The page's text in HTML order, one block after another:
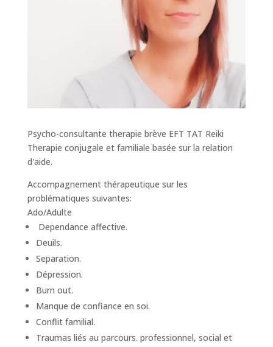
Psycho-consultante therapie brève EFT TAT Reiki
Therapie conjugale et familiale basée sur la relation
d'aide.
Accompagnement thérapeutique sur les
problématiques suivantes:
Ado/Adulte
Dependance affective.
Deuils.
Separation.
Dépression.
Burn out.
Manque de confiance en soi.
Conflit familial.
Traumas liés au parcours. professionnel, social et